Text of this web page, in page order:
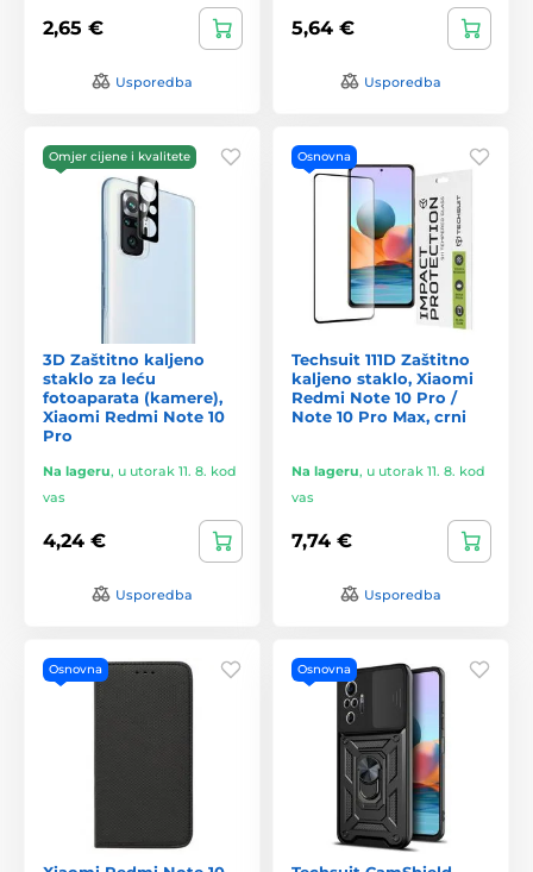
2,65 €
Usporedba
5,64 €
Usporedba
Omjer cijene i kvalitete
3D Zaštitno kaljeno
staklo za leću
fotoaparata (kamere),
Xiaomi Redmi Note 10
Pro
Na lageru, u utorak 11. 8. kod
vas
4,24 €
Usporedba
Osnovna
Techsuit 111D Zaštitno
kaljeno staklo, Xiaomi
Redmi Note 10 Pro /
Note 10 Pro Max, crni
Na lageru, u utorak 11. 8. kod
vas
7,74 €
Usporedba
Osnovna Osnovna